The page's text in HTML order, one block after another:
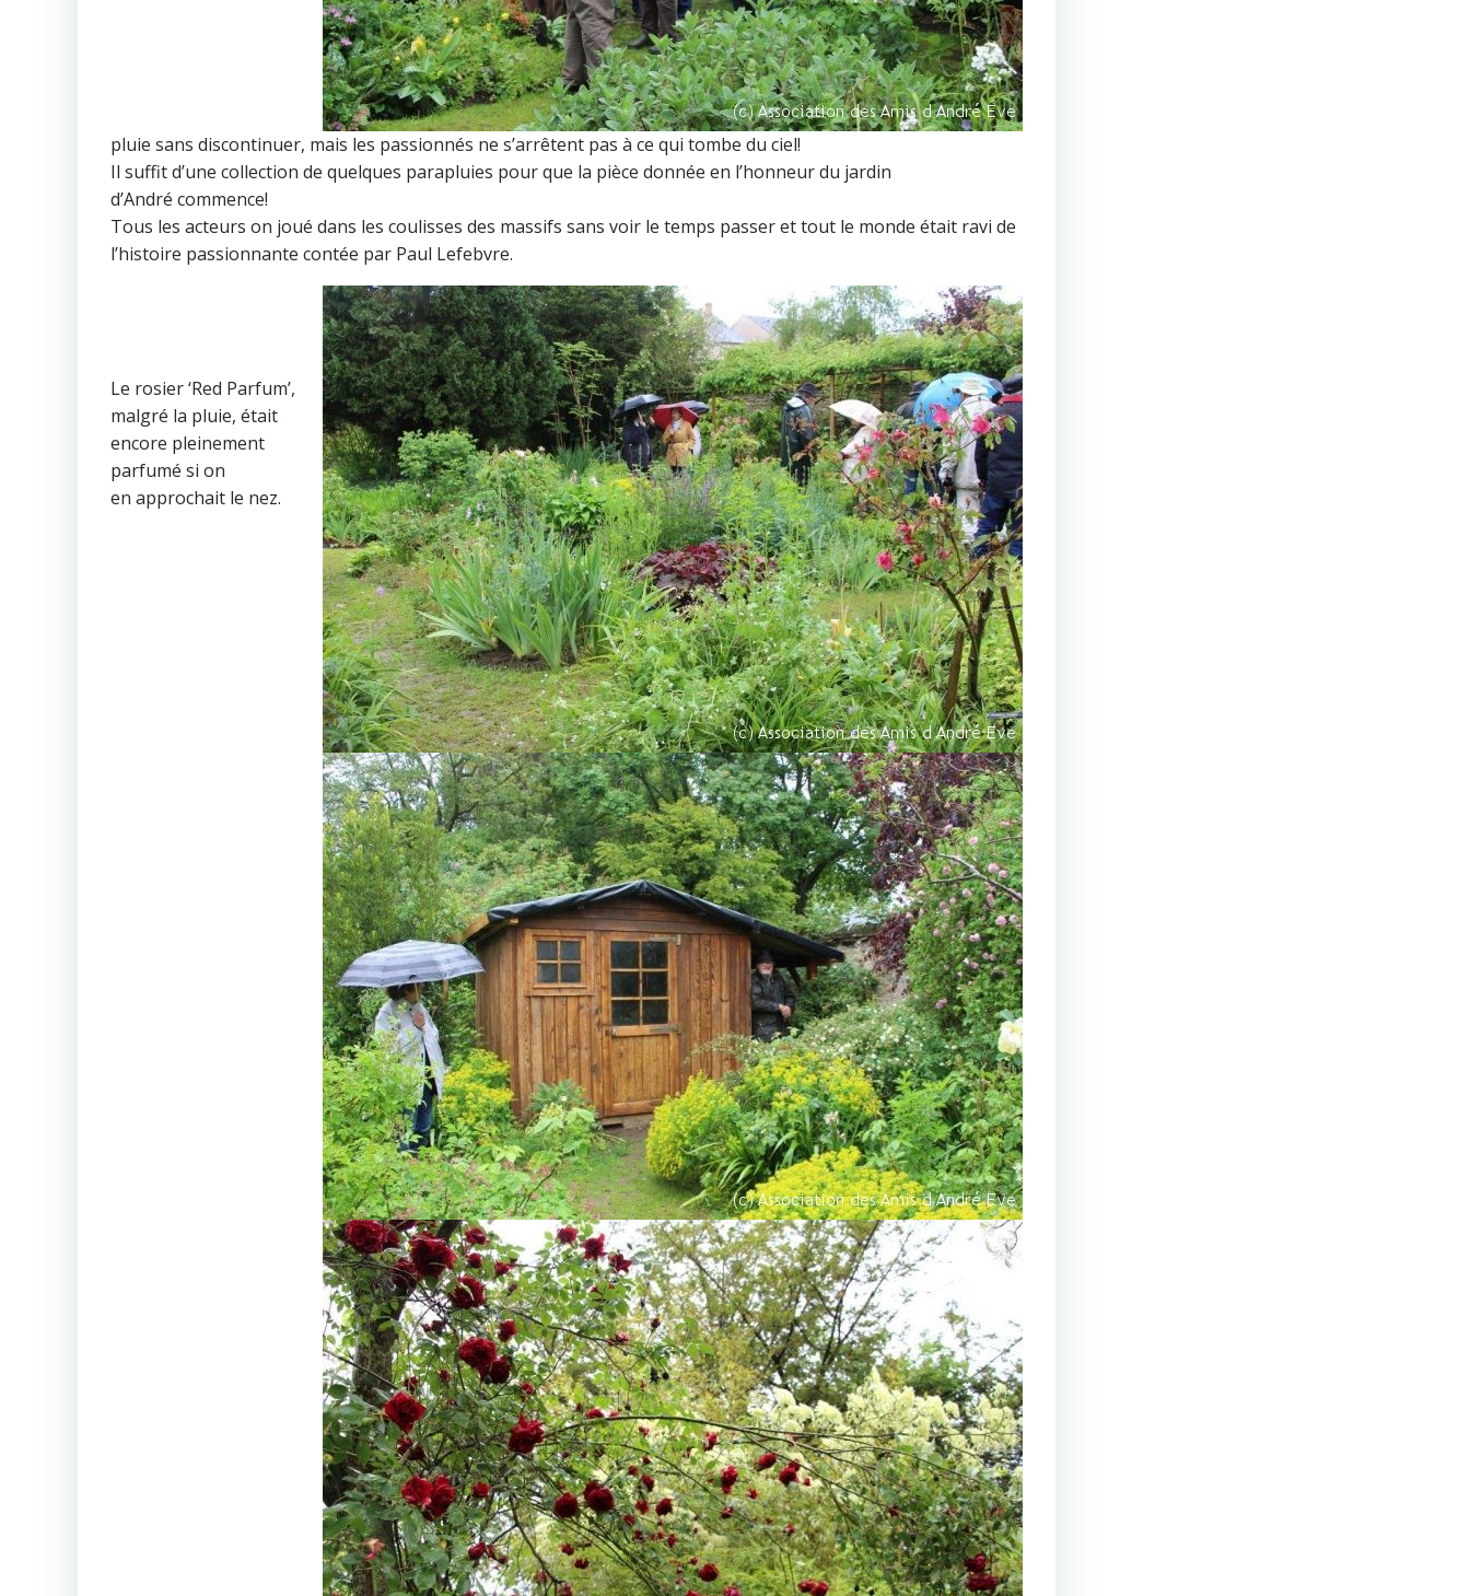
pluie sans discontinuer, mais les passionnés ne s’arrêtent pas à ce qui tombe du ciel!
Il suffit d’une collection de quelques parapluies pour que la pièce donnée en l’honneur du jardin
d’André commence!
Tous les acteurs on joué dans les coulisses des massifs sans voir le temps passer et tout le monde était ravi de
l’histoire passionnante contée par Paul Lefebvre.
Le rosier ‘Red Parfum’,
malgré la pluie, était
encore pleinement
parfumé si on
en approchait le nez.